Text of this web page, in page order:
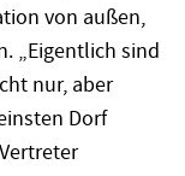
von außen,
„Eigentlich sind
nur, aber
Dorf